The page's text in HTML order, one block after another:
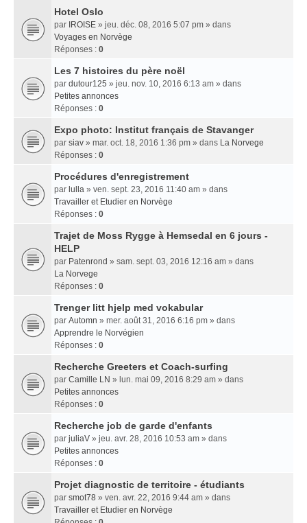
Hotel Oslo
par IROISE » jeu. déc. 08, 2016 5:07 pm » dans
Voyages en Norvège
Réponses : 0
Les 7 histoires du père noël
par dutour125 » jeu. nov. 10, 2016 6:13 am » dans
Petites annonces
Réponses : 0
Expo photo: Institut français de Stavanger
par siav » mar. oct. 18, 2016 1:36 pm » dans La Norvege
Réponses : 0
Procédures d'enregistrement
par lulla » ven. sept. 23, 2016 11:40 am » dans
Travailler et Etudier en Norvège
Réponses : 0
Trajet de Moss Rygge à Hemsedal en 6 jours -
HELP
par Patenrond » sam. sept. 03, 2016 12:16 am » dans
La Norvege
Réponses : 0
Trenger litt hjelp med vokabular
par Automn » mer. août 31, 2016 6:16 pm » dans
Apprendre le Norvégien
Réponses : 0
Recherche Greeters et Coach-surfing
par Camille LN » lun. mai 09, 2016 8:29 am » dans
Petites annonces
Réponses : 0
Recherche job de garde d'enfants
par juliaV » jeu. avr. 28, 2016 10:53 am » dans
Petites annonces
Réponses : 0
Projet diagnostic de territoire - étudiants
par smot78 » ven. avr. 22, 2016 9:44 am » dans
Travailler et Etudier en Norvège